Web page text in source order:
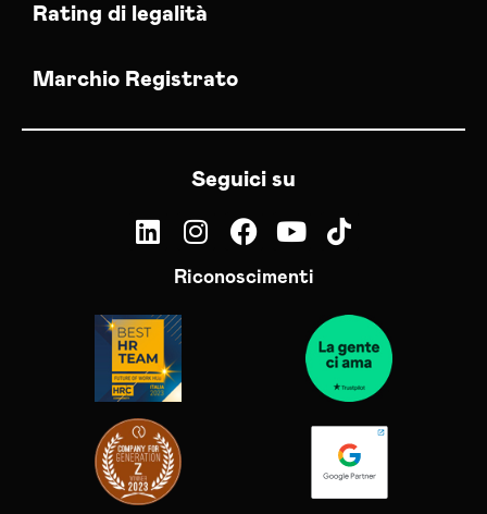
Rating di legalità
Marchio Registrato
Seguici su
Riconoscimenti